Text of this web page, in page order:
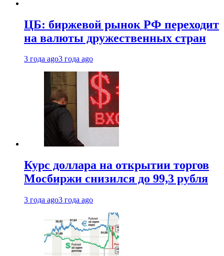
ЦБ: биржевой рынок РФ переходит
на валюты дружественных стран
3 года ago3 года ago
Курс доллара на открытии торгов
Мосбиржи снизился до 99,3 рубля
3 года ago3 года ago